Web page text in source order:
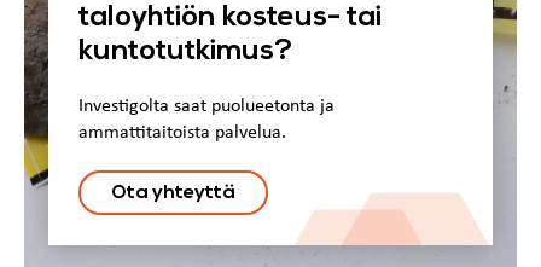
taloyhtiön kosteus- tai
kuntotutkimus?
Investigolta saat puolueetonta ja
ammattitaitoista palvelua.
Ota yhteyttä